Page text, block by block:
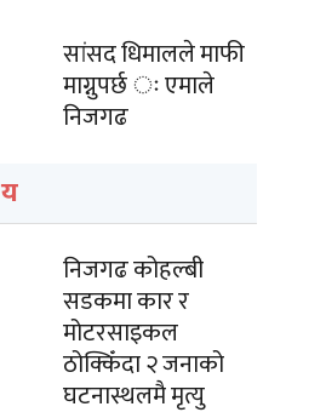
सांसद धिमालले माफी
माग्नुपर्छ ः एमाले
निजगढ
निजगढ कोहल्बी
सडकमा कार र
मोटरसाइकल
ठोक्किँदा २ जनाको
घटनास्थलमै मृत्यु